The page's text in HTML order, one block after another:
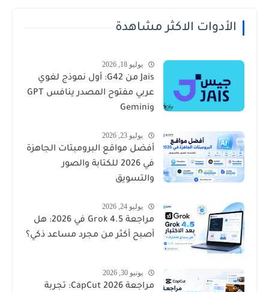
الأدوات الاكثر مشاهدة
يوليو 18, 2026
Jais من G42: أول نموذج لغوي
عربي مفتوح المصدر ينافس GPT
وGemini
يوليو 23, 2026
أفضل مواقع البرومبتات الجاهزة
في 2026 للكتابة والصور
والتسويق
يوليو 24, 2026
مراجعة Grok 4.5 في 2026: هل
أصبح أكثر من مجرد مساعد ذكي؟
يونيو 30, 2026
مراجعة CapCut 2026: تجربة